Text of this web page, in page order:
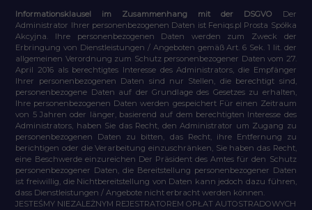
Informationsklausel im Zusammenhang mit der DSGVO
Der
Administrator Ihrer personenbezogenen Daten ist Feniqs.pl Prosta Spółka
Akcyjna. Ihre personenbezogenen Daten werden zum Zweck der
Erbringung von Dienstleistungen / Angeboten gemäß Art. 6 Sek. 1 lit. der
allgemeinen Verordnung zum Schutz personenbezogener Daten vom 27.
April 2016 als berechtigtes Interesse des Administrators, die Empfänger
Ihrer personenbezogenen Daten sind nur Stellen, die berechtigt sind,
personenbezogene Daten auf der Grundlage des Gesetzes zu erhalten,
Ihre personenbezogenen Daten werden gespeichert Für einen Zeitraum
von 5 Jahren oder länger, basierend auf dem berechtigten Interesse des
Administrators, haben Sie das Recht, den Administrator um Zugang zu
personenbezogenen Daten zu bitten, das Recht, ihre Entfernung zu
berichtigen oder die Verarbeitung einzuschränken, Sie haben das Recht,
eine Beschwerde einzureichen Der Präsident des Amtes für den Schutz
personenbezogener Daten, die Bereitstellung personenbezogener Daten
ist freiwillig, die Nichtbereitstellung von Daten kann jedoch dazu führen,
dass Dienstleistungen / Angebote nicht erbracht werden können.
JESTEŚMY NIEZALEŻNYM REJESTRATOREM OPŁAT AUTOSTRADOWYCH